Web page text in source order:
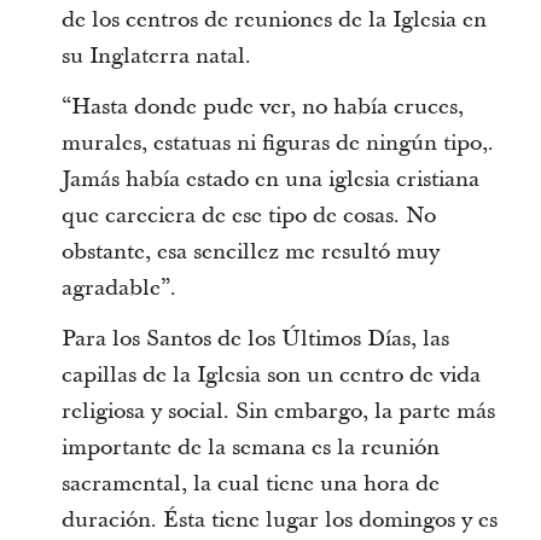
de los centros de reuniones de la Iglesia en
su Inglaterra natal.
“Hasta donde pude ver, no había cruces,
murales, estatuas ni figuras de ningún tipo,.
Jamás había estado en una iglesia cristiana
que careciera de ese tipo de cosas. No
obstante, esa sencillez me resultó muy
agradable”.
Para los Santos de los Últimos Días, las
capillas de la Iglesia son un centro de vida
religiosa y social. Sin embargo, la parte más
importante de la semana es la reunión
sacramental, la cual tiene una hora de
duración. Ésta tiene lugar los domingos y es